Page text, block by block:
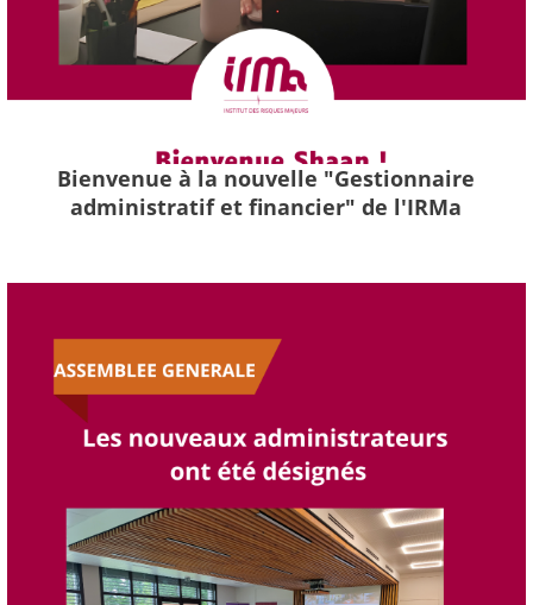
Bienvenue à la nouvelle "Gestionnaire
administratif et financier" de l'IRMa